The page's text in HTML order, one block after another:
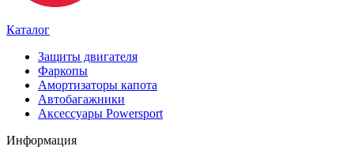
Каталог
Защиты двигателя
Фаркопы
Амортизаторы капота
Автобагажники
Аксессуары Powersport
Информация